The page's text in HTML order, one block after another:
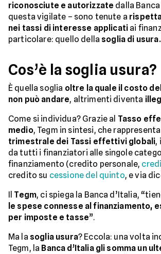
riconosciute e autorizzate dalla
questa vigilate – sono tenute a
nei tassi di interesse applicati ai
particolare: quello della soglia di usura.
Cos’è la soglia usura?
È quella soglia oltre la quale il costo
non può andare, altrimenti diventa
Come si individua? Grazie al Tasso
medio, Tegm in sintesi, che
trimestrale dei Tassi effettivi globali,
da tutti i finanziatori alle singole
finanziamento (credito personale,
credito su cessione del quinto, e via
Tegm, ci spiega la Banca d’Italia,
le spese connesse al finanziamento,
per imposte e tasse”.
Ma la soglia usura? Eccola: una volta
Tegm, la Banca d’Italia gli somma un